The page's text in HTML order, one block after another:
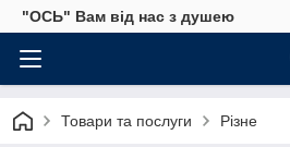
"ОСЬ" Вам від нас з душею
Товари та послуги Різне